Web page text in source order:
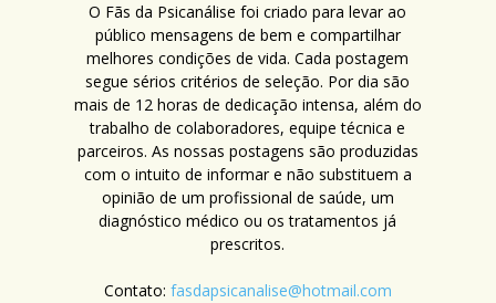
O Fãs da Psicanálise foi criado para levar ao
público mensagens de bem e compartilhar
melhores condições de vida. Cada postagem
segue sérios critérios de seleção. Por dia são
mais de 12 horas de dedicação intensa, além do
trabalho de colaboradores, equipe técnica e
parceiros. As nossas postagens são produzidas
com o intuito de informar e não substituem a
opinião de um profissional de saúde, um
diagnóstico médico ou os tratamentos já
prescritos.
Contato: fasdapsicanalise@hotmail.com